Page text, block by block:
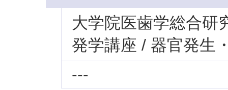
大学院医歯学総合研
発学講座 / 器官発生
---